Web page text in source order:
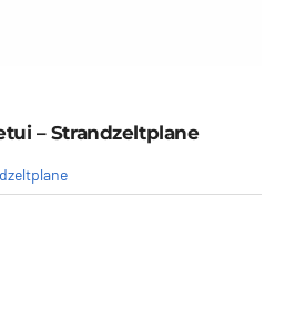
– Strandzeltplane